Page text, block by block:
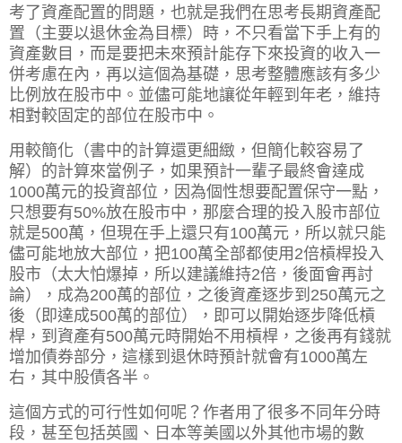
考了資產配置的問題，也就是我們在思考長期資產配
置（主要以退休金為目標）時，不只看當下手上有的
資產數目，而是要把未來預計能存下來投資的收入一
併考慮在內，再以這個為基礎，思考整體應該有多少
比例放在股市中。並儘可能地讓從年輕到年老，維持
相對較固定的部位在股市中。
用較簡化（書中的計算還更細緻，但簡化較容易了
解）的計算來當例子，如果預計一輩子最終會達成
1000萬元的投資部位，因為個性想要配置保守一點，
只想要有50%放在股市中，那麼合理的投入股市部位
就是500萬，但現在手上還只有100萬元，所以就只能
儘可能地放大部位，把100萬全部都使用2倍槓桿投入
股市（太大怕爆掉，所以建議維持2倍，後面會再討
論），成為200萬的部位，之後資產逐步到250萬元之
後（即達成500萬的部位），即可以開始逐步降低槓
桿，到資產有500萬元時開始不用槓桿，之後再有錢就
增加債券部分，這樣到退休時預計就會有1000萬左
右，其中股債各半。
這個方式的可行性如何呢？作者用了很多不同年分時
段，甚至包括英國、日本等美國以外其他市場的數